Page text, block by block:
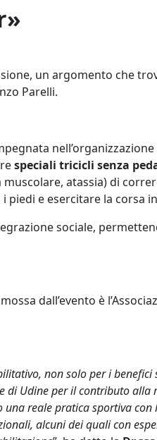
un argomento che
Parelli.
speciali tricicli senza
atassia) di
e esercitare la corsa
sociale,
dall’evento è
non solo per i benefici
di Udine per il contributo alla
reale pratica sportiva con
alcuni dei quali con